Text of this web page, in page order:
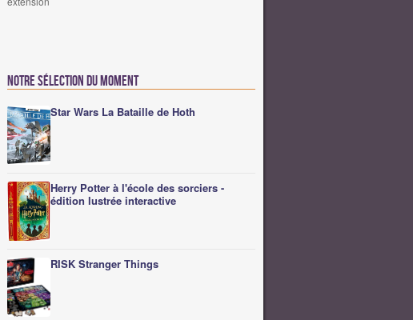
Notre sélection du moment
Star Wars La Bataille de Hoth
Herry Potter à l'école des sorciers -
édition lustrée interactive
RISK Stranger Things